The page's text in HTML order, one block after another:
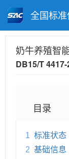
全国标
月报查询
奶牛养殖智
DB15/T
目录
1 标准状态
2 基础信息